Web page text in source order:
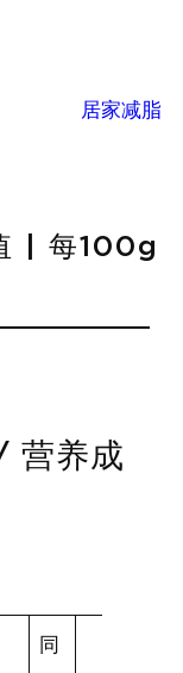
居家减脂
| 每100g
营养成
同